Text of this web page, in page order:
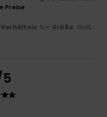
Preise
: 5/5 Größe: Groß